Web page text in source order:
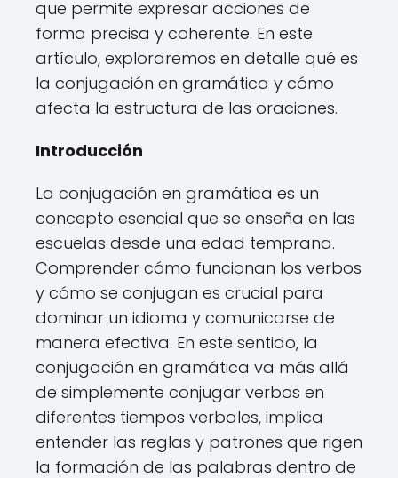
que permite expresar acciones de
forma precisa y coherente. En este
artículo, exploraremos en detalle qué es
la conjugación en gramática y cómo
afecta la estructura de las oraciones.
Introducción
La conjugación en gramática es un
concepto esencial que se enseña en las
escuelas desde una edad temprana.
Comprender cómo funcionan los verbos
y cómo se conjugan es crucial para
dominar un idioma y comunicarse de
manera efectiva. En este sentido, la
conjugación en gramática va más allá
de simplemente conjugar verbos en
diferentes tiempos verbales, implica
entender las reglas y patrones que rigen
la formación de las palabras dentro de